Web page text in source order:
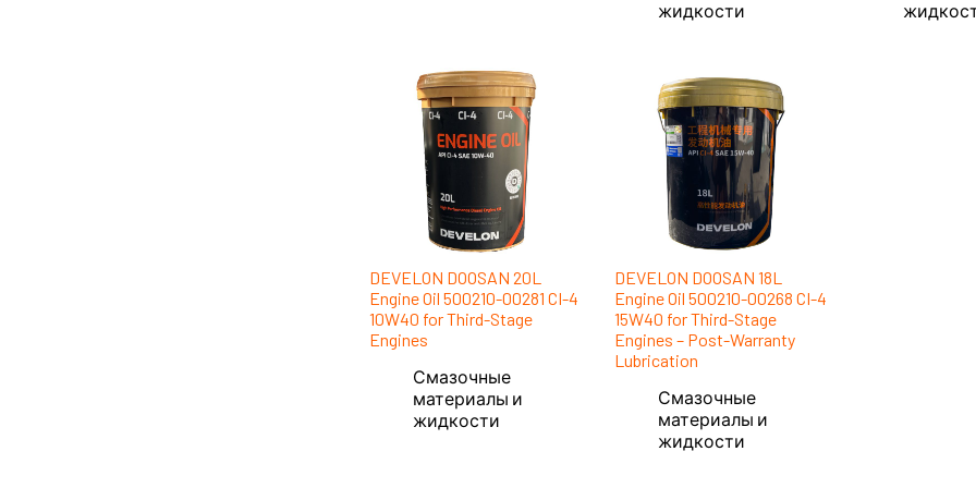
жидкости
DEVELON DOOSAN 20L
Engine Oil 500210-00281 CI-4
10W40 for Third-Stage
Engines
Смазочные
материалы и
жидкости
DEVELON DOOSAN 18L
Engine Oil 500210-00268 CI-4
15W40 for Third-Stage
Engines – Post-Warranty
Lubrication
Смазочные
материалы и
жидкости